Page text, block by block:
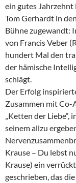
ein gutes Jahrzehnt
Tom Gerhardt in
Bühne zugewandt:
von Francis Veber
hundert Mal den
der hämische
schlägt.
Der Erfolg
Zusammen mit Co-
„Ketten der
seinem allzu
Krause – Du lebst
Krause) ein
geschrieben, das